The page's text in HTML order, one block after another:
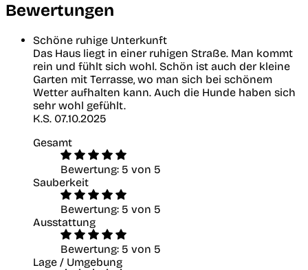
Bewertungen
Schöne ruhige Unterkunft
Das Haus liegt in einer ruhigen Straße. Man kommt
rein und fühlt sich wohl. Schön ist auch der kleine
Garten mit Terrasse, wo man sich bei schönem
Wetter aufhalten kann. Auch die Hunde haben sich
sehr wohl gefühlt.
K.S. 07.10.2025
Gesamt
Bewertung: 5 von 5
Sauberkeit
Bewertung: 5 von 5
Ausstattung
Bewertung: 5 von 5
Lage / Umgebung